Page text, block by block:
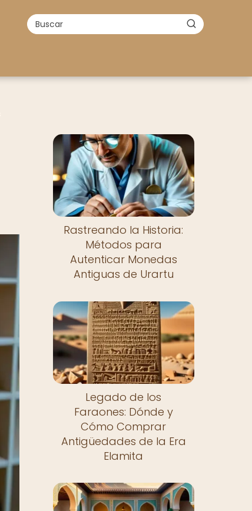
Rastreando la Historia:
Métodos para
Autenticar Monedas
Antiguas de Urartu
Legado de los
Faraones: Dónde y
Cómo Comprar
Antigüedades de la Era
Elamita